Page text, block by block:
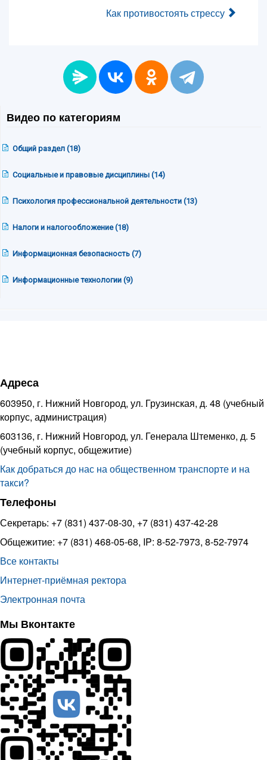
Как противостоять стрессу
Видео по категориям
Общий раздел (18)
Социальные и правовые дисциплины (14)
Психология профессиональной деятельности (13)
Налоги и налогообложение (18)
Информационная безопасность (7)
Информационные технологии (9)
Адреса
603950, г. Нижний Новгород, ул. Грузинская, д. 48 (учебный
корпус, администрация)
603136, г. Нижний Новгород, ул. Генерала Штеменко, д. 5
(учебный корпус, общежитие)
Как добраться до нас на общественном транспорте и на
такси?
Телефоны
Секретарь: +7 (831) 437-08-30, +7 (831) 437-42-28
Общежитие: +7 (831) 468-05-68, IP: 8-52-7973, 8-52-7974
Все контакты
Интернет-приёмная ректора
Электронная почта
Мы Вконтакте